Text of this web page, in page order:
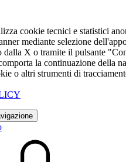
cookie tecnici e statistici
mediante selezione
dalla X o tramite il pulsante
la continuazione della
o altri strumenti di